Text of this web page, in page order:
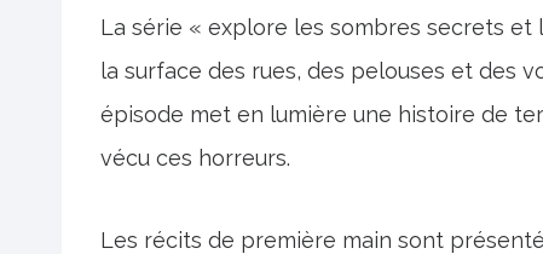
La série « explore les sombres secrets
la surface des rues, des pelouses et des
épisode met en lumière une histoire de
vécu ces horreurs.
Les récits de première main sont